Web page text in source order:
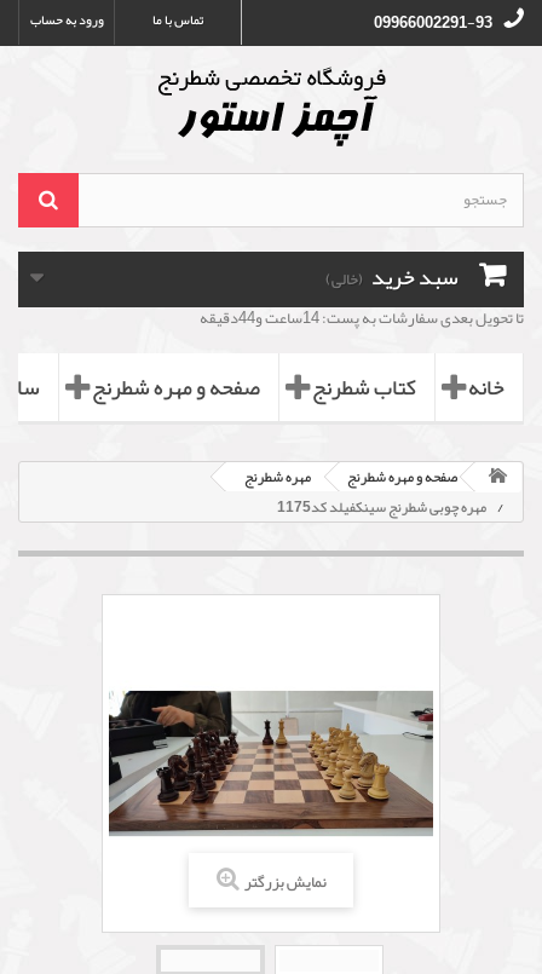
ورود به حساب تماس با ما 09966002291-93
سبد خرید (خالی)
تا تحویل بعدی سفارشات به پست: 14ساعت و44دقیقه
خانه کتاب شطرنج صفحه و مهره شطرنج
صفحه و مهره شطرنج
مهره شطرنج
مهره چوبی شطرنج سینکفیلد کد1175
نمایش بزرگتر